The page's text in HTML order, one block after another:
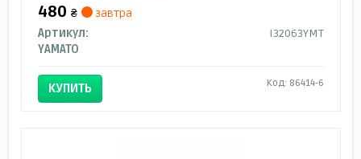
480 ₴
завтра
Артикул:
I32063YMT
YAMATO
КУПИТЬ Код: 86414-6